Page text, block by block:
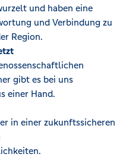
und haben eine
und Verbindung zu
Region.
gibt es bei uns
einer Hand.
in einer zukunftssicheren